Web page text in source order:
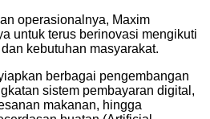
operasionalnya, Maxim
untuk terus berinovasi mengikuti
kebutuhan masyarakat.
berbagai pengembangan
sistem pembayaran digital,
makanan, hingga